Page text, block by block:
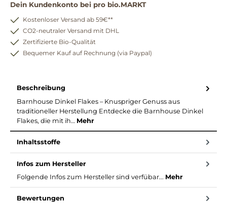
Dein Kundenkonto bei pro bio.MARKT
Kostenloser Versand ab 59€**
CO2-neutraler Versand mit DHL
Zertifizierte Bio-Qualität
Bequemer Kauf auf Rechnung (via Paypal)
Beschreibung
Barnhouse Dinkel Flakes – Knuspriger Genuss aus
traditioneller Herstellung Entdecke die Barnhouse Dinkel
Flakes, die mit ih… Mehr
Inhaltsstoffe
Infos zum Hersteller
Folgende Infos zum Hersteller sind verfübar... Mehr
Bewertungen